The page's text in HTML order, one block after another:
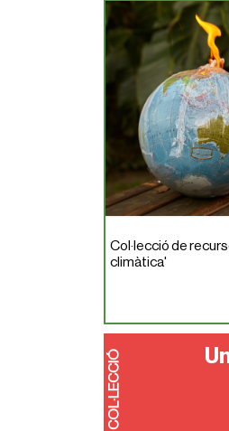
Col·lecció de
climàtica'
COL·LECCIÓ